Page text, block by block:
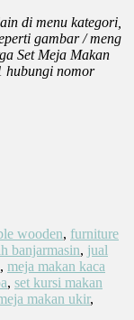
di menu kategori,
gambar / meng
Set Meja Makan
hubungi nomor
wooden, furniture
banjarmasin, jual
, meja makan kaca
, set kursi makan
makan ukir,